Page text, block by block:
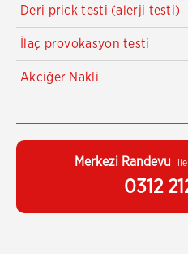
Deri prick testi (alerji testi)
İlaç provokasyon testi
Akciğer Nakli
Merkezi Randevu
0312